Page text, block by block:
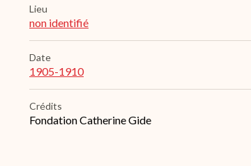
Lieu
non identifié
Date
1905-1910
Crédits
Fondation Catherine Gide